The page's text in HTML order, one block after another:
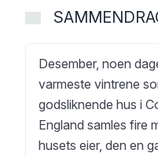
Desember, noen
varmeste vintrene
godsliknende hus i
England samles fire
husets eier, den en